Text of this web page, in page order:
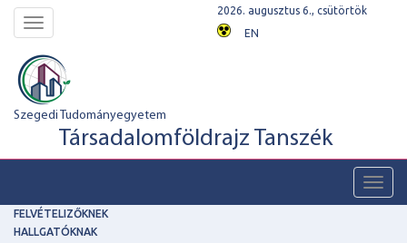
Toggle
navigation
2026. augusztus 6., csütörtök
EN
Szegedi Tudományegyetem
Társadalomföldrajz Tanszék
FELVÉTELIZŐKNEK
HALLGATÓKNAK